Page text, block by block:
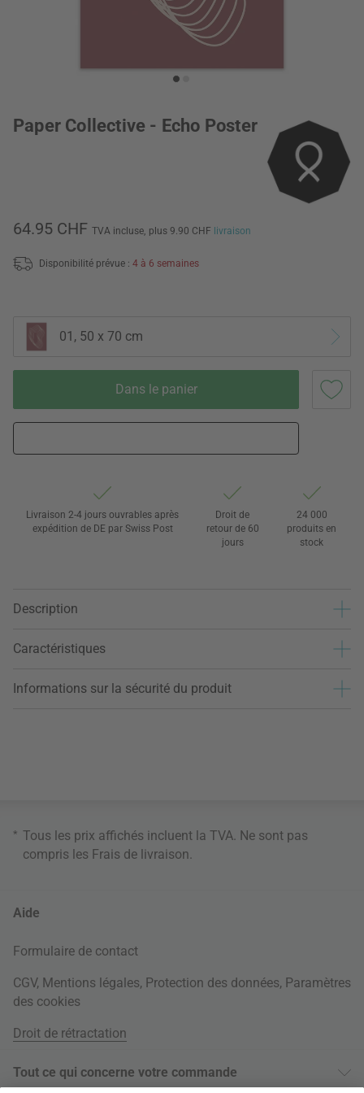
Paper Collective - Echo Poster
64.95 CHF TVA incluse, plus 9.90 CHF livraison
Disponibilité prévue : 4 à 6 semaines
01, 50 x 70 cm
Dans le panier
Livraison 2-4 jours ouvrables après
expédition de DE par Swiss Post
Droit de
retour de 60
jours
24 000
produits en
stock
Description
Caractéristiques
Informations sur la sécurité du produit
* Tous les prix affichés incluent la TVA. Ne sont pas
compris les Frais de livraison
Aide
Formulaire de contact
CGV, Mentions légales, Protection des données, Paramètres
des cookies
Droit de rétractation
Tout ce qui concerne votre commande